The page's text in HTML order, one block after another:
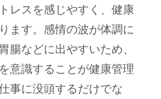
レスを感じやすく、健康
ます。感情の波が体調に
腸などに出やすいため、
意識することが健康管理
事に没頭するだけでな